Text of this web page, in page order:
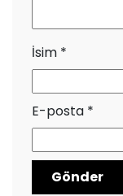
İsim *
E-posta *